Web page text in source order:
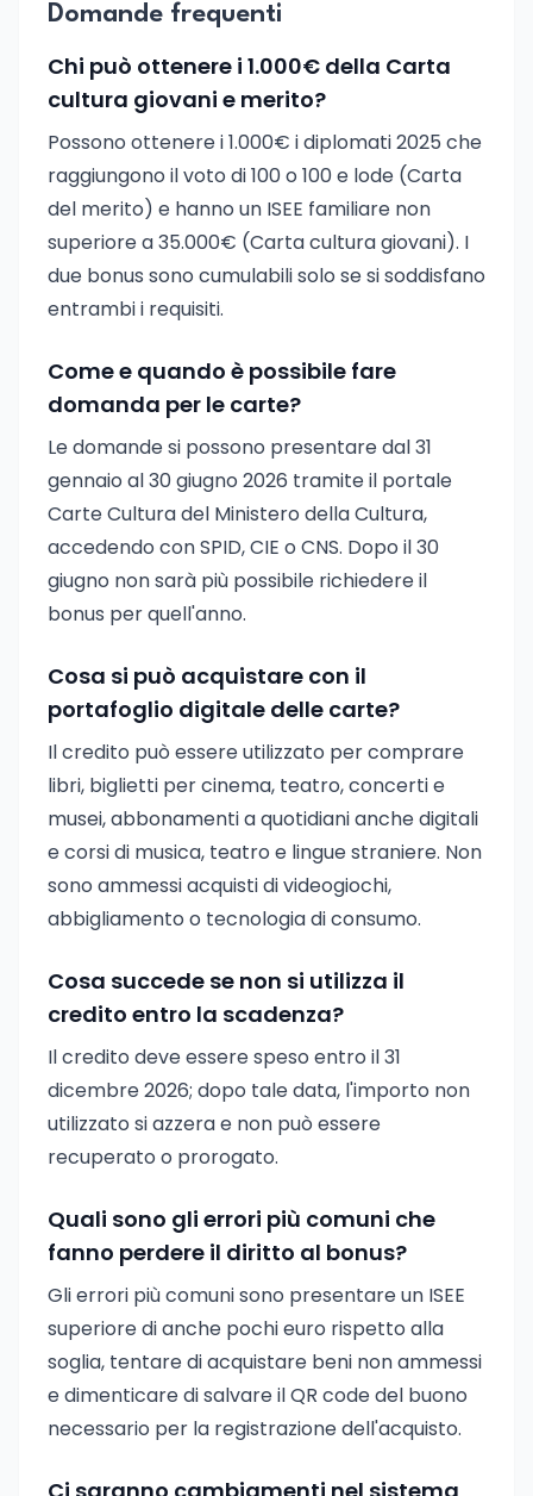
Domande frequenti
Chi può ottenere i 1.000€ della Carta
cultura giovani e merito?
Possono ottenere i 1.000€ i diplomati 2025 che
raggiungono il voto di 100 o 100 e lode (Carta
del merito) e hanno un ISEE familiare non
superiore a 35.000€ (Carta cultura giovani). I
due bonus sono cumulabili solo se si soddisfano
entrambi i requisiti.
Come e quando è possibile fare
domanda per le carte?
Le domande si possono presentare dal 31
gennaio al 30 giugno 2026 tramite il portale
Carte Cultura del Ministero della Cultura,
accedendo con SPID, CIE o CNS. Dopo il 30
giugno non sarà più possibile richiedere il
bonus per quell'anno.
Cosa si può acquistare con il
portafoglio digitale delle carte?
Il credito può essere utilizzato per comprare
libri, biglietti per cinema, teatro, concerti e
musei, abbonamenti a quotidiani anche digitali
e corsi di musica, teatro e lingue straniere. Non
sono ammessi acquisti di videogiochi,
abbigliamento o tecnologia di consumo.
Cosa succede se non si utilizza il
credito entro la scadenza?
Il credito deve essere speso entro il 31
dicembre 2026; dopo tale data, l'importo non
utilizzato si azzera e non può essere
recuperato o prorogato.
Quali sono gli errori più comuni che
fanno perdere il diritto al bonus?
Gli errori più comuni sono presentare un ISEE
superiore di anche pochi euro rispetto alla
soglia, tentare di acquistare beni non ammessi
e dimenticare di salvare il QR code del buono
necessario per la registrazione dell'acquisto.